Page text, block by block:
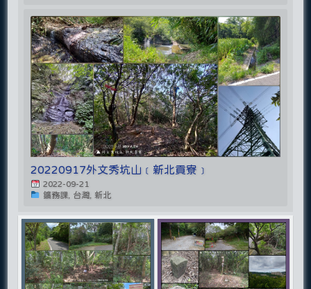
20220917外文秀坑山﹝新北貢寮﹞
2022-09-21
鑛務課, 台灣, 新北